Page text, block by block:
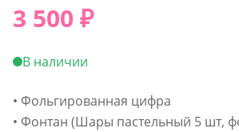
3 500 ₽
В наличии
• Фольгированная цифра
• Фонтан (Шары пастельный 5 шт,